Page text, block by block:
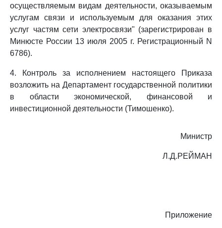
осуществляемым видам деятельности, оказываемым
услугам связи и используемым для оказания этих
услуг частям сети электросвязи" (зарегистрирован в
Минюсте России 13 июля 2005 г. Регистрационный N
6786).
4. Контроль за исполнением настоящего Приказа
возложить на Департамент государственной политики
в области экономической, финансовой и
инвестиционной деятельности (Тимошенко).
Министр
Л.Д.РЕЙМАН
Приложение